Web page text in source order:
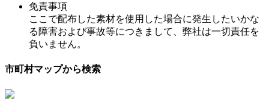
免責事項
ここで配布した素材を使用した場合に発生したいかな
る障害および事故等につきまして、弊社は一切責任を
負いません。
市町村マップから検索